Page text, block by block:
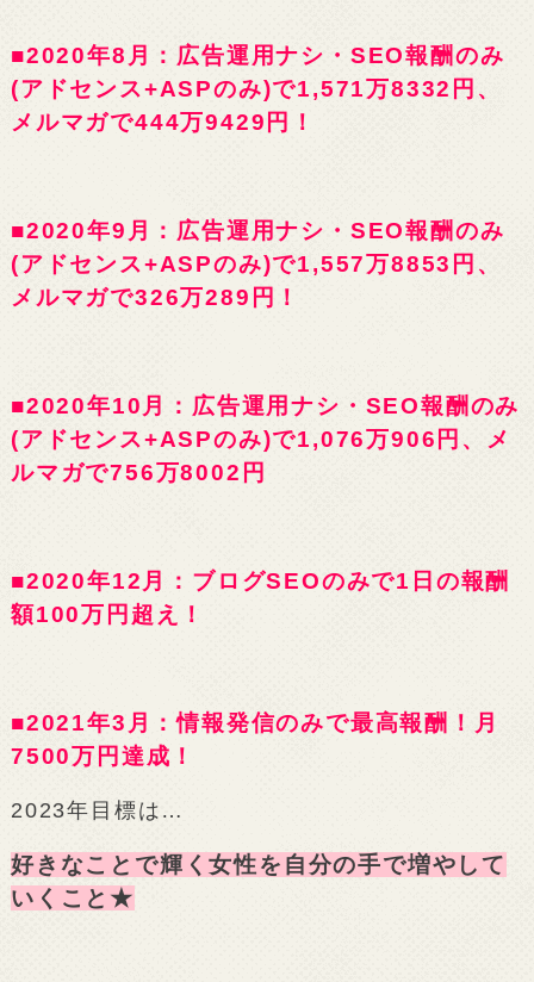
■2020年8月：広告運用ナシ・SEO報酬のみ
(アドセンス+ASPのみ)で1,571万8332円、
メルマガで444万9429円！
■2020年9月：広告運用ナシ・SEO報酬のみ
(アドセンス+ASPのみ)で1,557万8853円、
メルマガで326万289円！
■2020年10月：広告運用ナシ・SEO報酬のみ
(アドセンス+ASPのみ)で1,076万906円、メ
ルマガで756万8002円
■2020年12月：ブログSEOのみで1日の報酬
額100万円超え！
■2021年3月：情報発信のみで最高報酬！月
7500万円達成！
2023年目標は…
好きなことで輝く女性を自分の手で増やして
いくこと★